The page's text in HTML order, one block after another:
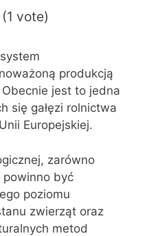
vote)
produkcją
jest to jedna
się gałęzi rolnictwa
Europejskiej.
zarówno
powinno być
poziomu
zwierząt oraz
metod